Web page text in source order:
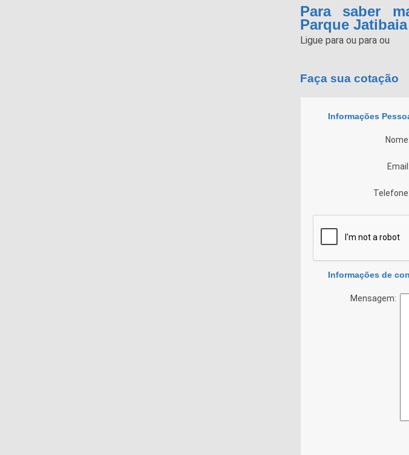
Para saber
Parque Jatibaia
Ligue para ou para ou
Faça sua cotação
Informações
Nome:
Email:
Telefone:
Informações de
Mensagem: